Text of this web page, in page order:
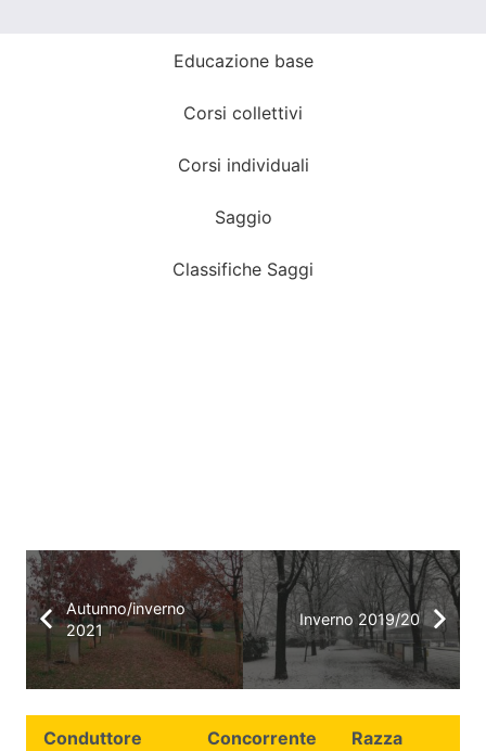
Educazione base
Corsi collettivi
Corsi individuali
Saggio
Classifiche Saggi
Autunno/inverno
2021
Inverno 2019/20
Conduttore Concorrente Razza